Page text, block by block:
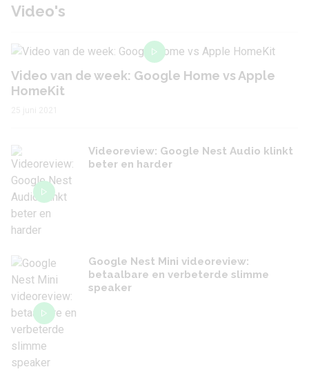
Video's
Video van de week: Google Home vs Apple
HomeKit
Videoreview: Google Nest Audio klinkt
beter en harder
Google Nest Mini videoreview:
betaalbare en verbeterde slimme
speaker